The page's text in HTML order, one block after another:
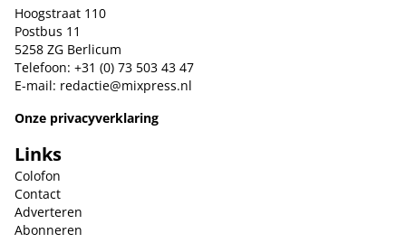
Hoogstraat 110
Postbus 11
5258 ZG Berlicum
Telefoon: +31 (0) 73 503 43 47
E-mail: redactie@mixpress.nl
Onze privacyverklaring
Links
Colofon
Contact
Adverteren
Abonneren